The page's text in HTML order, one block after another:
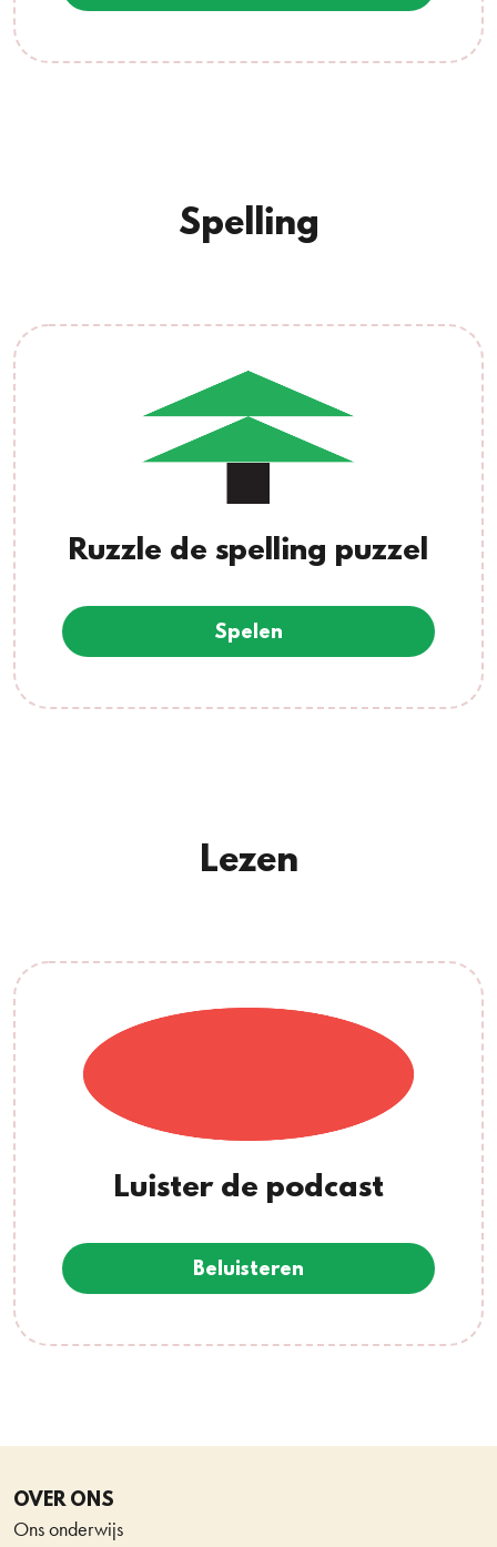
Spelling
Ruzzle de spelling puzzel
Spelen
Lezen
Luister de podcast
Beluisteren
OVER ONS
Ons onderwijs